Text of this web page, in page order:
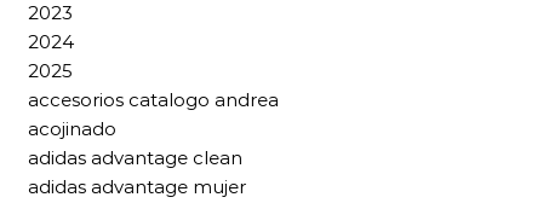
2023
2024
2025
accesorios catalogo andrea
acojinado
adidas advantage clean
adidas advantage mujer